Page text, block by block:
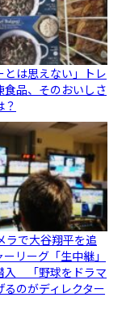
とは思えない」トレ
食品、そのおいしさ
？
ラで大谷翔平を追
リーグ「生中継」
入 「野球をドラマ
るのがディレクター